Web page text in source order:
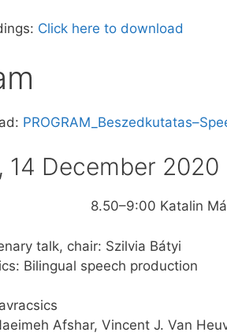
Click here to download
14 December 2020
8.50–9:00 Katalin
talk, chair: Szilvia Bátyi
Bilingual speech production
Afshar, Vincent J. Van